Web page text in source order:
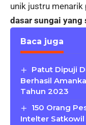
unik justru menarik
dasar sungai yang
Baca juga
Patut Dipuji
Berhasil
Tahun 2023
150 Orang
Intelter Satkowil